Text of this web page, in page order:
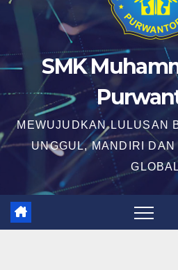
SMK
MEWUJUDKAN LULUSAN
UNGGUL, MANDIRI
GLOBAL